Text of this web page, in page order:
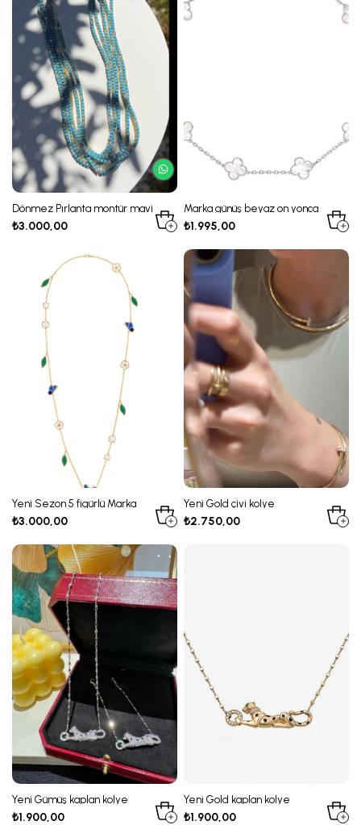
Dönmez Pırlanta montür mavi
taşlı su yolu kolye
₺3.000,00
Marka günüş beyaz on yonca
kolye
₺1.995,00
Yeni Sezon 5 figürlü Marka
kolye
₺3.000,00
Yeni Gold çivi kolye
₺2.750,00
Yeni Gümüş kaplan kolye
₺1.900,00
Yeni Gold kaplan kolye
₺1.900,00